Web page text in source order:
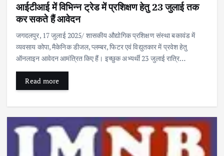
आईटीआई में विभिन्न ट्रेड में प्रशिक्षण हेतु 23 जुलाई तक
कर सकते हैं आवेदन
जगदलपुर, 17 जुलाई 2025/ शासकीय औद्योगिक प्रशिक्षण संस्था बकावंड में
व्यवसाय कोपा, मैकेनिक डीजल, प्लम्बर, फिटर एवं विद्युतकार में प्रवेश हेतु
ऑनलाइन आवेदन आमंत्रित किए हैं। इच्छुक अभ्यर्थी 23 जुलाई रात्रि…
Read more